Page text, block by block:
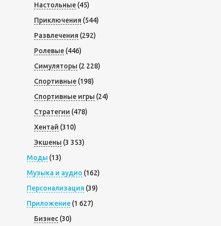
Настольные(45)
Приключения (544)
Развлечения (292)
Ролевые(446)
Симуляторы (2 228)
Спортивные(198)
Спортивные игры (24)
Стратегии (478)
Хентай (310)
Экшены (3 353)
Моды (13)
Музыка и аудио (162)
Персонализация (39)
Приложение(1 627)
Бизнес(30)